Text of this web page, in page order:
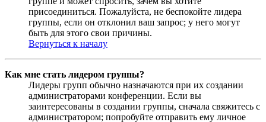
присоединиться. Пожалуйста, не беспокойте лидера
группы, если он отклонил ваш запрос; у него могут
быть для этого свои причины.
Вернуться к началу
Как мне стать лидером группы?
Лидеры групп обычно назначаются при их создании
администраторами конференции. Если вы
заинтересованы в создании группы, сначала свяжитесь с
администратором; попробуйте отправить ему личное